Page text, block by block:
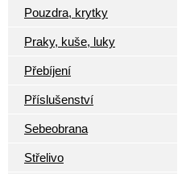
Pouzdra, krytky
Praky, kuše, luky
Přebíjení
Příslušenství
Sebeobrana
Střelivo